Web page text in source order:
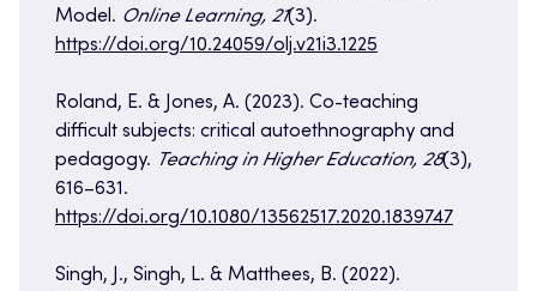
Model. Online Learning, 21(3).
https://doi.org/10.24059/olj.v21i3.1225
​​Roland, E. & Jones, A. (2023). Co-teaching
difficult subjects: critical autoethnography and
pedagogy. Teaching in Higher Education, 28(3),
616–631.
https://doi.org/10.1080/13562517.2020.1839747
​​Singh, J., Singh, L. & Matthees, B. (2022).